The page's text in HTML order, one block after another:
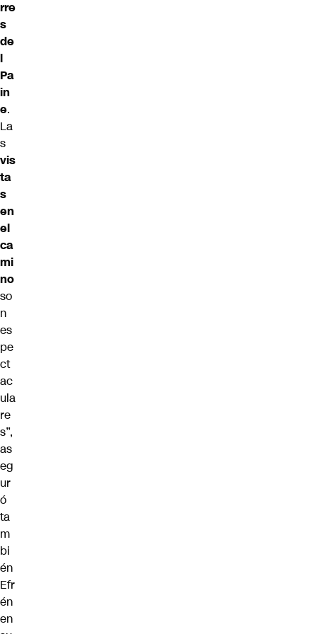
rre
s
de
l
Pa
in
e.
La
s
vis
ta
s
en
el
ca
mi
no
so
n
es
pe
ct
ac
ula
re
s”,
as
eg
ur
ó
ta
m
bi
én
Efr
én
en